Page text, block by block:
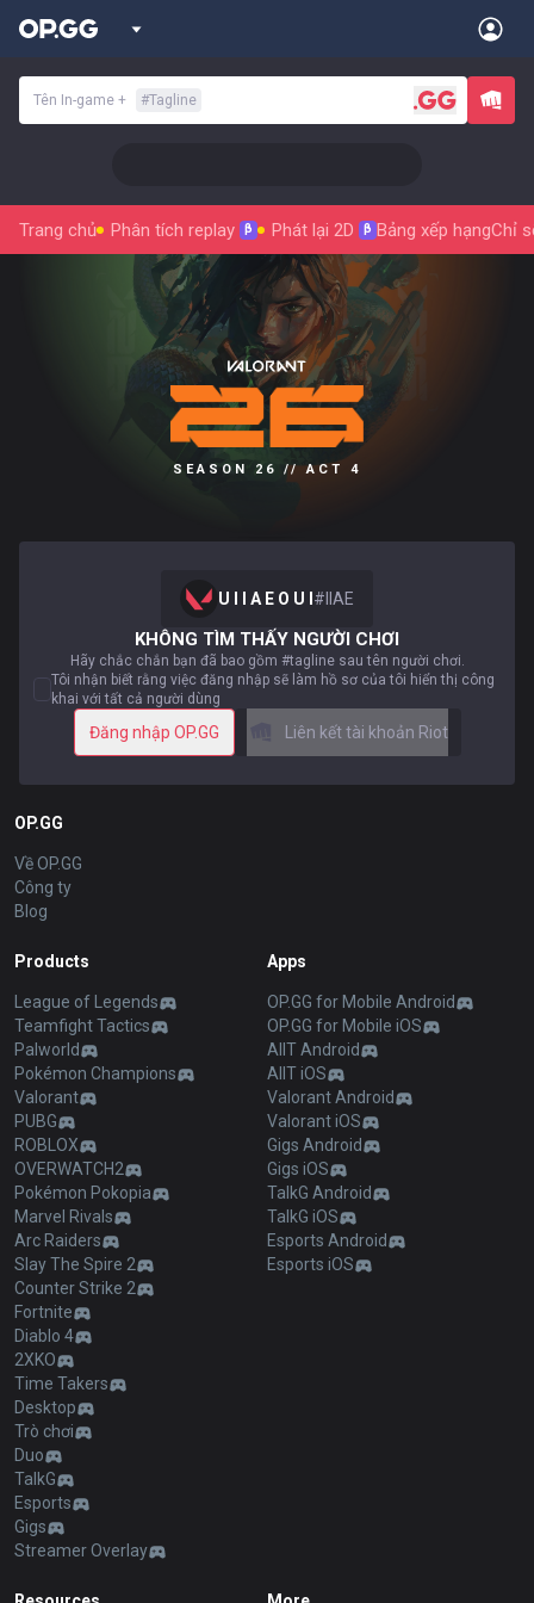
Tên In-game + #Tagline
Trang chủ Phân tích replay β Phát lại 2D β Bảng xếp hạngChỉ
SEASON 26 // ACT 4
U I I A E O U I # IIAE
KHÔNG TÌM THẤY NGƯỜI CHƠI
Hãy chắc chắn bạn đã bao gồm #tagline sau tên người chơi.
Tôi nhận biết rằng việc đăng nhập sẽ làm hồ sơ của tôi hiển thị công
khai với tất cả người dùng
Đăng nhập OP.GG Liên kết tài khoản Riot
OP.GG
Về OP.GG
Công ty
Blog
Products
League of Legends
Teamfight Tactics
Palworld
Pokémon Champions
Valorant
PUBG
ROBLOX
OVERWATCH2
Pokémon Pokopia
Marvel Rivals
Arc Raiders
Slay The Spire 2
Counter Strike 2
Fortnite
Diablo 4
2XKO
Time Takers
Desktop
Trò chơi
Duo
TalkG
Esports
Gigs
Streamer Overlay
Apps
OP.GG for Mobile Android
OP.GG for Mobile iOS
AllT Android
AllT iOS
Valorant Android
Valorant iOS
Gigs Android
Gigs iOS
TalkG Android
TalkG iOS
Esports Android
Esports iOS